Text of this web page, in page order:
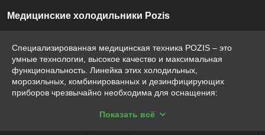
Медицинские холодильники Pozis
Специализированная медицинская техника POZIS – это
умные технологии, высокое качество и максимальная
функциональность. Линейка этих холодильных,
морозильных, комбинированных и дезинфицирующих
приборов чрезвычайно необходима для оснащения:
Показать всё